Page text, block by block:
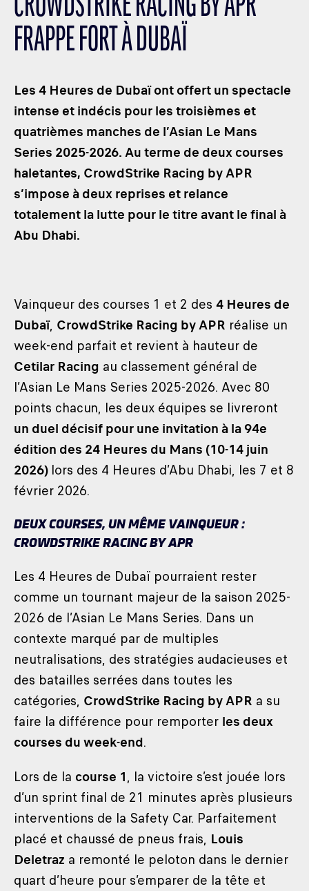
LES CATÉGORIES
PALMARÈS
DÉVELOPPEMENT DURABLE
SEA BY DHL
PARTENAIRES
NEWSLETTER
CROWDSTRIKE RACING BY APR
FRAPPE FORT À DUBAÏ
Les 4 Heures de Dubaï ont offert un spectacle
intense et indécis pour les troisièmes et
quatrièmes manches de l’Asian Le Mans
Series 2025-2026. Au terme de deux courses
haletantes, CrowdStrike Racing by APR
s’impose à deux reprises et relance
totalement la lutte pour le titre avant le final à
Abu Dhabi.
Vainqueur des courses 1 et 2 des 4 Heures de
Dubaï, CrowdStrike Racing by APR réalise un
week-end parfait et revient à hauteur de
Cetilar Racing au classement général de
l’Asian Le Mans Series 2025-2026. Avec 80
points chacun, les deux équipes se livreront
un duel décisif pour une invitation à la 94e
édition des 24 Heures du Mans (10-14 juin
2026) lors des 4 Heures d’Abu Dhabi, les 7 et 8
février 2026.
DEUX COURSES, UN MÊME VAINQUEUR :
CROWDSTRIKE RACING BY APR
Les 4 Heures de Dubaï pourraient rester
comme un tournant majeur de la saison 2025-
2026 de l’Asian Le Mans Series. Dans un
contexte marqué par de multiples
neutralisations, des stratégies audacieuses et
des batailles serrées dans toutes les
catégories, CrowdStrike Racing by APR a su
faire la différence pour remporter les deux
courses du week-end.
Lors de la course 1, la victoire s’est jouée lors
d’un sprint final de 21 minutes après plusieurs
interventions de la Safety Car. Parfaitement
placé et chaussé de pneus frais, Louis
Deletraz a remonté le peloton dans le dernier
quart d’heure pour s’emparer de la tête et